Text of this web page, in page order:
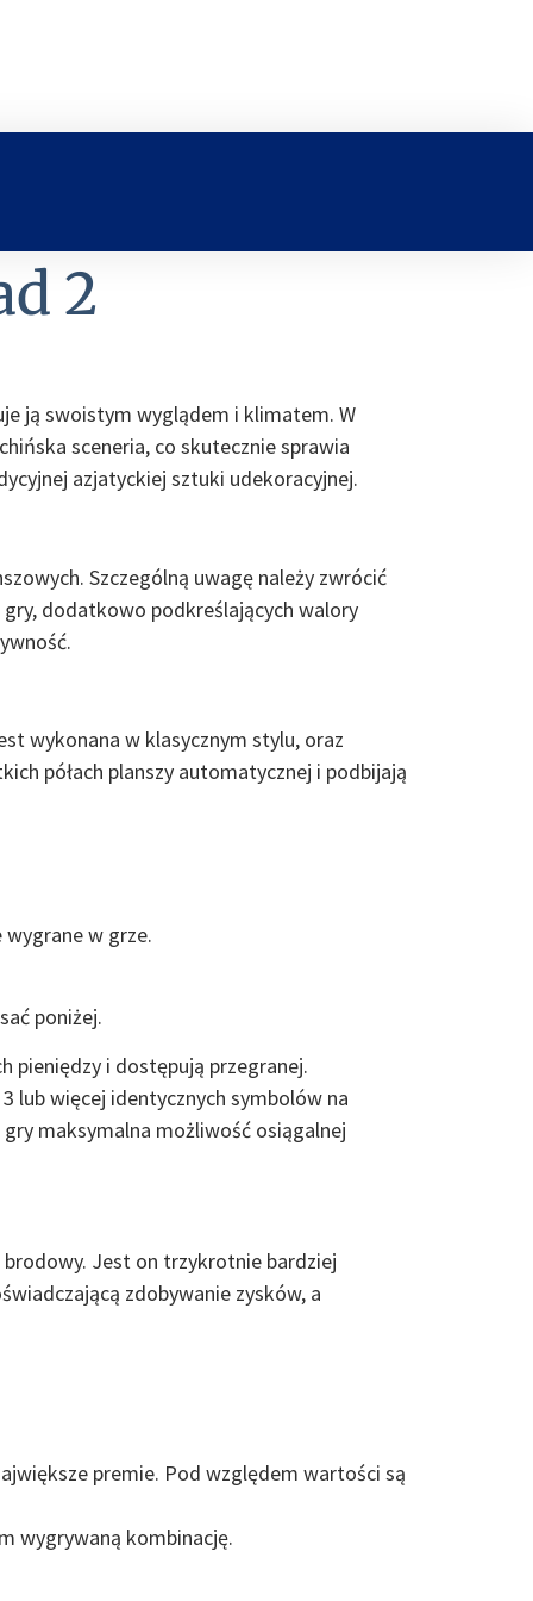
2
ją swoistym wyglądem i klimatem. W
sceneria, co skutecznie sprawia
azjatyckiej sztuki udekoracyjnej.
Szczególną uwagę należy zwrócić
dodatkowo podkreślających walory
wykonana w klasycznym stylu, oraz
półach planszy automatycznej i podbijają
wygrane w grze.
poniżej.
pieniędzy i dostępują przegranej.
lub więcej identycznych symbolów na
maksymalna możliwość osiągalnej
brodowy. Jest on trzykrotnie bardziej
zdobywanie zysków, a
premie. Pod względem wartości są
wygrywaną kombinację.